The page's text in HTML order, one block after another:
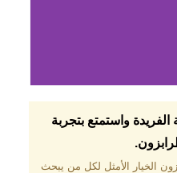
فندق دبل
الفريدة واستمتع بتجربة
الخيار الأمثل لكل من يبحث